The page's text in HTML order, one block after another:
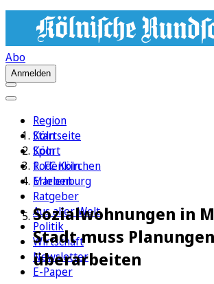
Abo
Anmelden
Region
Köln
Sport
1. FC Köln
Erleben
Ratgeber
Aus aller Welt
Politik
Wirtschaft
Newsletter
E-Paper
Startseite
Köln
Rodenkirchen
Marienburg
Sozialwohnungen in
Stadt muss Planungen
überarbeiten